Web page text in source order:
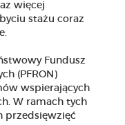
więcej
stażu coraz
Fundusz
(PFRON)
wspierających
W ramach tych
przedsięwzięć